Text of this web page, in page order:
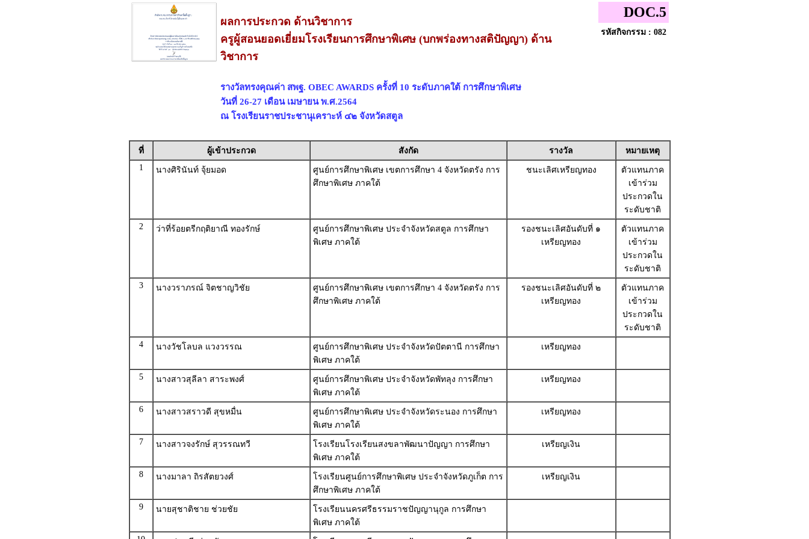
ผลการประกวด ด้านวิชาการ
ครูผู้สอนยอดเยี่ยมโรงเรียนการศึกษาพิเศษ (บกพร่องทางสติปัญญา) ด้าน
วิชาการ
รางวัลทรงคุณค่า สพฐ. OBEC AWARDS ครั้งที่ 10 ระดับภาคใต้ การศึกษาพิเศษ
วันที่ 26-27 เดือน เมษายน พ.ศ.2564
ณ โรงเรียนราชประชานุเคราะห์ ๔๒ จังหวัดสตูล
DOC.5
รหัสกิจกรรม : 082
ที่ ผู้เข้าประกวด สังกัด รางวัล
หมายเหตุ
1
นางศิรินันท์ จุ้ยมอด
ศูนย์การศึกษาพิเศษ เขตการศึกษา 4 จังหวัดตรัง การ
ศึกษาพิเศษ ภาคใต้
ชนะเลิศเหรียญทอง
ตัวแทนภาค
เข้าร่วม
ประกวดใน
ระดับชาติ
2
ว่าที่ร้อยตรีกฤติยาณี ทองรักษ์
ศูนย์การศึกษาพิเศษ ประจำจังหวัดสตูล การศึกษา
พิเศษ ภาคใต้
รองชนะเลิศอันดับที่ ๑
เหรียญทอง
ตัวแทนภาค
เข้าร่วม
ประกวดใน
ระดับชาติ
3
นางวราภรณ์ จิตชาญวิชัย
ศูนย์การศึกษาพิเศษ เขตการศึกษา 4 จังหวัดตรัง การ
ศึกษาพิเศษ ภาคใต้
รองชนะเลิศอันดับที่ ๒
เหรียญทอง
ตัวแทนภาค
เข้าร่วม
ประกวดใน
ระดับชาติ
4
นางวัชโลบล แวงวรรณ
ศูนย์การศึกษาพิเศษ ประจำจังหวัดปัตตานี การศึกษา
พิเศษ ภาคใต้
เหรียญทอง
5 นางสาวสุลีลา สาระพงศ์
ศูนย์การศึกษาพิเศษ ประจำจังหวัดพัทลุง การศึกษา
พิเศษ ภาคใต้
เหรียญทอง
6 นางสาวสราวดี สุขหมื่น
ศูนย์การศึกษาพิเศษ ประจำจังหวัดระนอง การศึกษา
พิเศษ ภาคใต้
เหรียญทอง
7 นางสาวจงรักษ์ สุวรรณทวี
โรงเรียนโรงเรียนสงขลาพัฒนาปัญญา การศึกษา
พิเศษ ภาคใต้
เหรียญเงิน
8 นางมาลา ถิรสัตยวงศ์
โรงเรียนศูนย์การศึกษาพิเศษ ประจำจังหวัดภูเก็ต การ
ศึกษาพิเศษ ภาคใต้
เหรียญเงิน
9 นายสุชาติชาย ช่วยชัย
โรงเรียนนครศรีธรรมราชปัญญานุกูล การศึกษา
พิเศษ ภาคใต้